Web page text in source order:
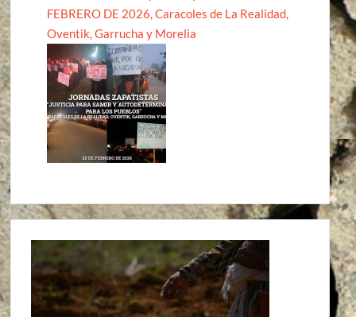
FEBRERO DE 2026, Caracoles de La Realidad,
Oventik, Garrucha y Morelia